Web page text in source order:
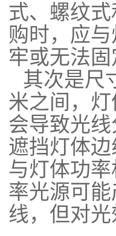
式、螺纹
购时，应
牢或无法
其次是尺
米之间，
会导致光
遮挡灯体
与灯体功
率光源可
线，但对